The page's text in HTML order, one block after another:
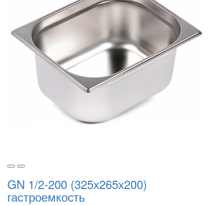
GN 1/2-200 (325х265х200)
гастроемкость